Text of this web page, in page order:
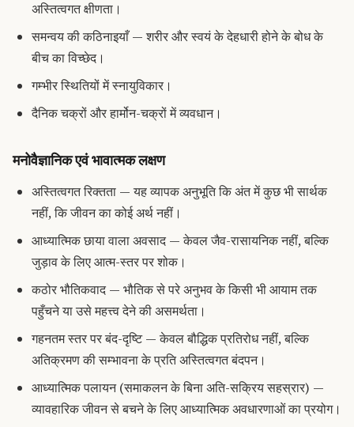
अस्तित्वगत क्षीणता।
समन्वय की कठिनाइयाँ — शरीर और स्वयं के देहधारी होने के बोध के
बीच का विच्छेद।
गम्भीर स्थितियों में स्नायुविकार।
दैनिक चक्रों और हार्मोन-चक्रों में व्यवधान।
मनोवैज्ञानिक एवं भावात्मक लक्षण
अस्तित्वगत रिक्तता — यह व्यापक अनुभूति कि अंत में कुछ भी सार्थक
नहीं, कि जीवन का कोई अर्थ नहीं।
आध्यात्मिक छाया वाला अवसाद — केवल जैव-रासायनिक नहीं, बल्कि
जुड़ाव के लिए आत्म-स्तर पर शोक।
कठोर भौतिकवाद — भौतिक से परे अनुभव के किसी भी आयाम तक
पहुँचने या उसे महत्त्व देने की असमर्थता।
गहनतम स्तर पर बंद-दृष्टि — केवल बौद्धिक प्रतिरोध नहीं, बल्कि
अतिक्रमण की सम्भावना के प्रति अस्तित्वगत बंदपन।
आध्यात्मिक पलायन (समाकलन के बिना अति-सक्रिय सहस्रार) —
व्यावहारिक जीवन से बचने के लिए आध्यात्मिक अवधारणाओं का प्रयोग।